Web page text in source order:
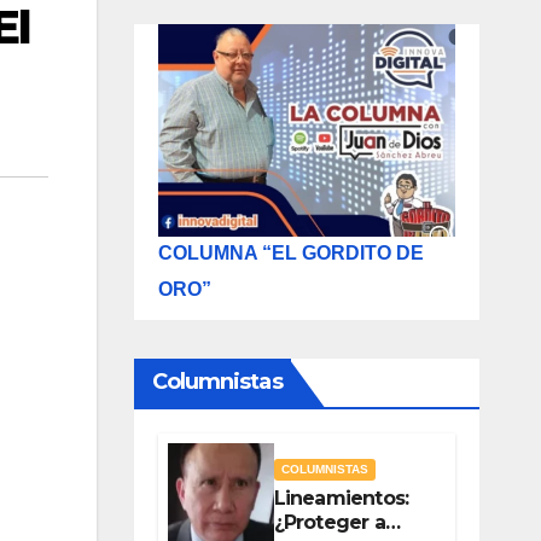
COLUMNA “EL GORDITO DE
ORO”
Columnistas
COLUMNISTAS
Lineamientos:
¿Proteger a